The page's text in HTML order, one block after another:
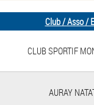
Club / Asso /
CLUB SPORTIF
AURAY